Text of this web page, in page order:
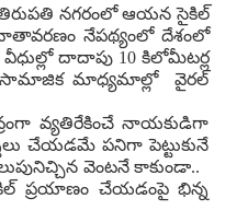
నగరంలో ఆయన సైకిల్
వాతావరణం నేపథ్యంలో దేశంలో
దాదాపు 10 కిలోమీటర్ల
సామాజిక మాధ్యమాల్లో వైరల్
వ్యతిరేకించే నాయకుడిగా
చేయడమే పనిగా పెట్టుకునే
వెంటనే కాకుండా..
ప్రయాణం చేయడంపై భిన్న